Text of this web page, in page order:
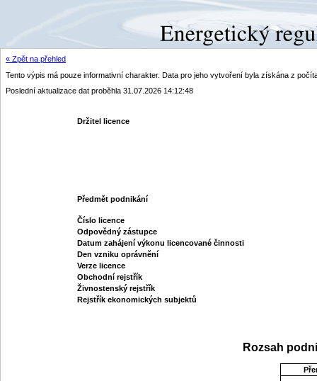
« Zpět na přehled
Tento výpis má pouze informativní charakter. Data pro jeho vytvoření byla získána z
Poslední aktualizace dat proběhla 31.07.2026 14:12:48
Držitel licence
Předmět podnikání
Číslo licence
Odpovědný zástupce
Datum zahájení výkonu licencované činnosti
Den vzniku oprávnění
Verze licence
Obchodní rejstřík
Živnostenský rejstřík
Rejstřík ekonomických subjektů
Rozsah